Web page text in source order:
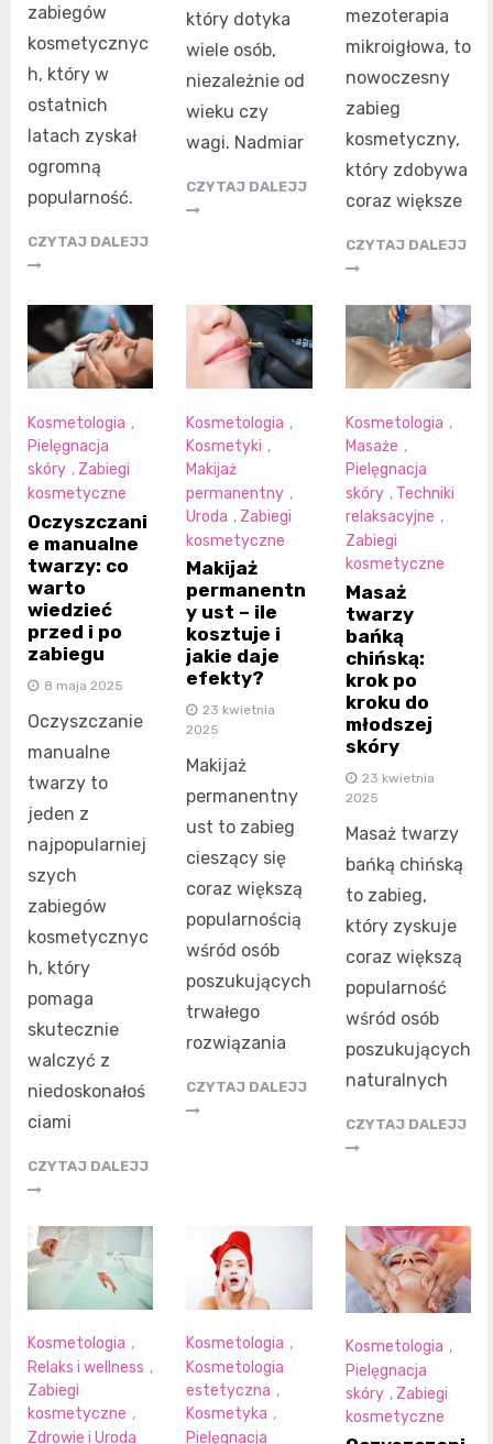
zabiegów
kosmetycznyc
h, który w
ostatnich
latach zyskał
ogromną
popularność.
CZYTAJ DALEJJ
który dotyka
wiele osób,
niezależnie od
wieku czy
wagi. Nadmiar
CZYTAJ DALEJJ
mezoterapia
mikroigłowa, to
nowoczesny
zabieg
kosmetyczny,
który zdobywa
coraz większe
CZYTAJ DALEJJ
Kosmetologia ,
Pielęgnacja
skóry , Zabiegi
kosmetyczne
Oczyszczani
e manualne
twarzy: co
warto
wiedzieć
przed i po
zabiegu
8 maja 2025
Oczyszczanie
manualne
twarzy to
jeden z
najpopularniej
szych
zabiegów
kosmetycznyc
h, który
pomaga
skutecznie
walczyć z
niedoskonałoś
ciami
CZYTAJ DALEJJ
Kosmetologia ,
Kosmetyki ,
Makijaż
permanentny ,
Uroda , Zabiegi
kosmetyczne
Makijaż
permanentn
y ust – ile
kosztuje i
jakie daje
efekty?
23 kwietnia
2025
Makijaż
permanentny
ust to zabieg
cieszący się
coraz większą
popularnością
wśród osób
poszukujących
trwałego
rozwiązania
CZYTAJ DALEJJ
Kosmetologia ,
Masaże ,
Pielęgnacja
skóry , Techniki
relaksacyjne ,
Zabiegi
kosmetyczne
Masaż
twarzy
bańką
chińską:
krok po
kroku do
młodszej
skóry
23 kwietnia
2025
Masaż twarzy
bańką chińską
to zabieg,
który zyskuje
coraz większą
popularność
wśród osób
poszukujących
naturalnych
CZYTAJ DALEJJ
Kosmetologia ,
Relaks i wellness ,
Zabiegi
kosmetyczne ,
Zdrowie i Uroda
Kosmetologia ,
Kosmetologia
estetyczna ,
Kosmetyka ,
Pielęgnacja
Kosmetologia ,
Pielęgnacja
skóry , Zabiegi
kosmetyczne